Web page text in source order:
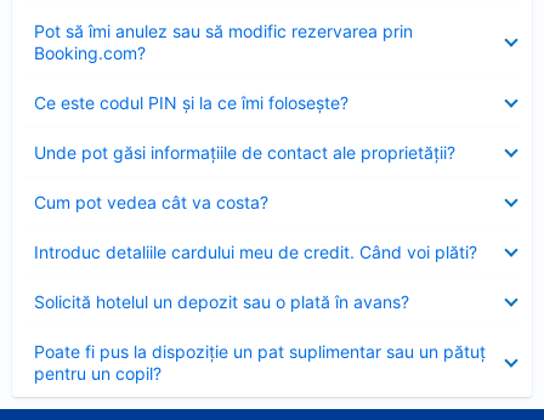
Pot să îmi anulez sau să modific rezervarea prin
Booking.com?
închis
Ce este codul PIN şi la ce îmi foloseşte?
închis
Unde pot găsi informațiile de contact ale proprietății?
închis
Cum pot vedea cât va costa?
închis
Introduc detaliile cardului meu de credit. Când voi plăti?
închis
Solicită hotelul un depozit sau o plată în avans?
închis
Poate fi pus la dispoziție un pat suplimentar sau un pătuț
pentru un copil?
închis